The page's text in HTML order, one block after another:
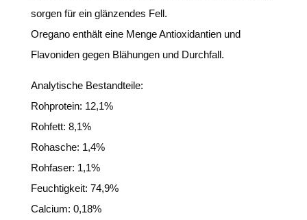
sorgen für ein glänzendes Fell.
Oregano enthält eine Menge Antioxidantien und
Flavoniden gegen Blähungen und Durchfall.
Analytische Bestandteile:
Rohprotein: 12,1%
Rohfett: 8,1%
Rohasche: 1,4%
Rohfaser: 1,1%
Feuchtigkeit: 74,9%
Calcium: 0,18%